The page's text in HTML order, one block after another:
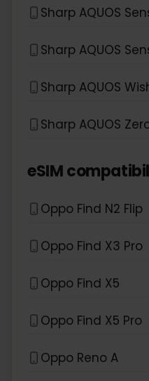
Sharp AQUOS
Sharp AQUOS
Sharp AQUOS
Sharp AQUOS
eSIM
Oppo Find N2 Flip
Oppo Find X3 Pro
Oppo Find X5
Oppo Find X5 Pro
Oppo Reno A